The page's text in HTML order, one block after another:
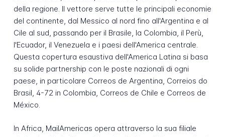
della regione. Il vettore serve tutte le principali economie
del continente, dal Messico al nord fino all'Argentina e al
Cile al sud, passando per il Brasile, la Colombia, il Perù,
l'Ecuador, il Venezuela e i paesi dell'America centrale.
Questa copertura esaustiva dell'America Latina si basa
su solide partnership con le poste nazionali di ogni
paese, in particolare Correos de Argentina, Correios do
Brasil, 4-72 in Colombia, Correos de Chile e Correos de
México.
In Africa, MailAmericas opera attraverso la sua filiale